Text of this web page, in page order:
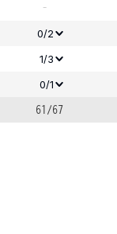
-
0/2
1/3
0/1
61/67